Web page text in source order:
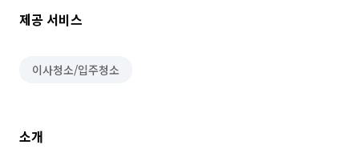
제공 서비스
이사청소/입주청소
소개